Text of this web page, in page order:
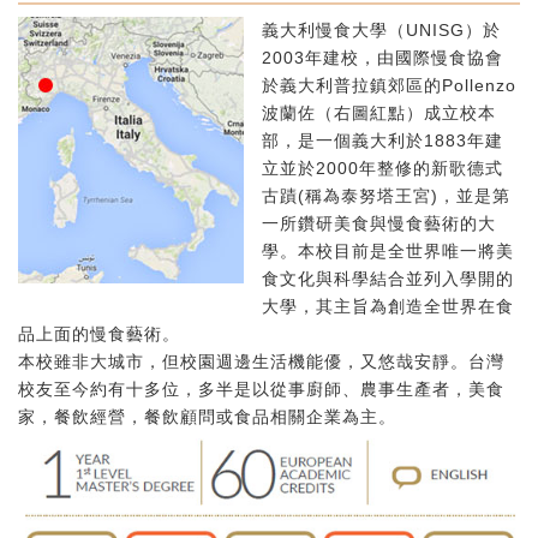
義大利慢食大學（UNISG）於
2003年建校，由國際慢食協會
於義大利普拉鎮郊區的Pollenzo
波蘭佐（右圖紅點）成立校本
部，是一個義大利於1883年建
立並於2000年整修的新歌德式
古蹟(稱為泰努塔王宮)，並是第
一所鑽研美食與慢食藝術的大
學。本校目前是全世界唯一將美
食文化與科學結合並列入學開的
大學，其主旨為創造全世界在食
品上面的慢食藝術。
本校雖非大城市，但校園週邊生活機能優，又悠哉安靜。台灣
校友至今約有十多位，多半是以從事廚師、農事生產者，美食
家，餐飲經營，餐飲顧問或食品相關企業為主。